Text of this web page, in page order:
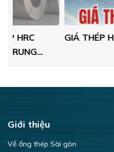
GIÁ THÉP HÔM NAY 4/9
Giới thiệu
Về ống thép Sài gòn